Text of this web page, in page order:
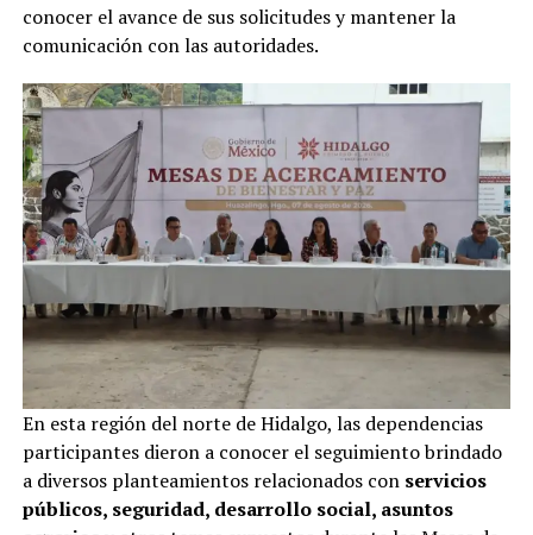
conocer el avance de sus solicitudes y mantener la
comunicación con las autoridades.
En esta región del norte de Hidalgo, las dependencias
participantes dieron a conocer el seguimiento brindado
a diversos planteamientos relacionados con servicios
públicos, seguridad, desarrollo social, asuntos